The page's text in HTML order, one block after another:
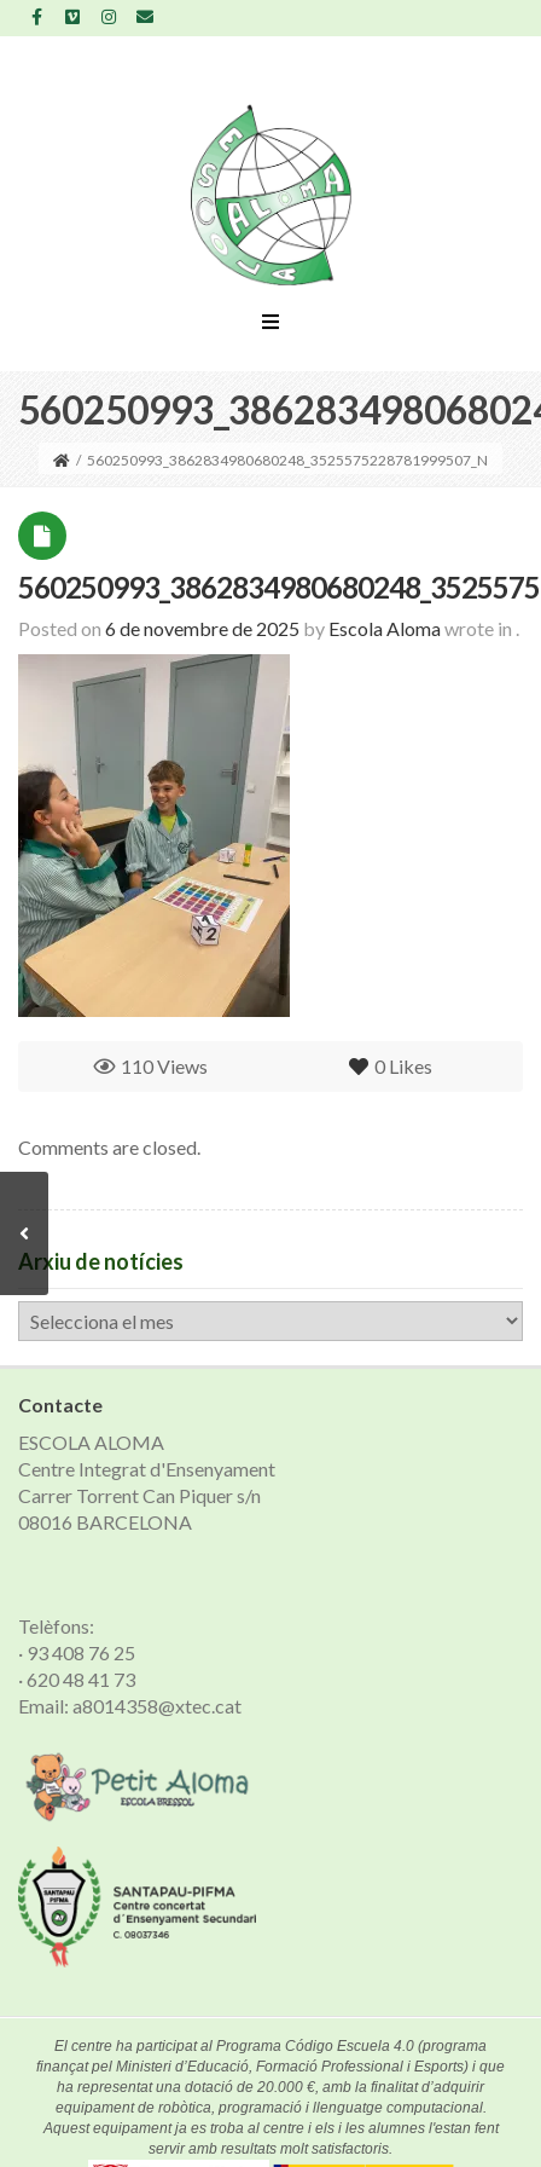
/ 560250993_3862834980680248_3525575228781999507_N
Posted on 6 de novembre de 2025 by Escola Alomawrote in .
0 Likes
110 Views
Comments are closed.
Arxiu de notícies
Arxiu
de
notícies
Contacte
ESCOLA ALOMA
Centre Integrat d'Ensenyament
Carrer Torrent Can Piquer s/n
08016 BARCELONA
Telèfons:
· 93 408 76 25
· 620 48 41 73
Email: a8014358@xtec.cat
El centre ha participat al Programa Código Escuela 4.0 (programa
finançat pel Ministeri d’Educació, Formació Professional i Esports) i que
ha representat una dotació de 20.000 €, amb la finalitat d’adquirir
equipament de robòtica, programació i llenguatge computacional.
Aquest equipament ja es troba al centre i els i les alumnes l'estan fent
servir amb resultats molt satisfactoris.